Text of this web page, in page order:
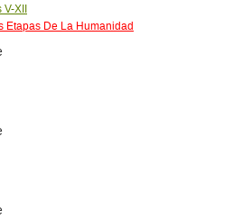
XII
Etapas De La Humanidad